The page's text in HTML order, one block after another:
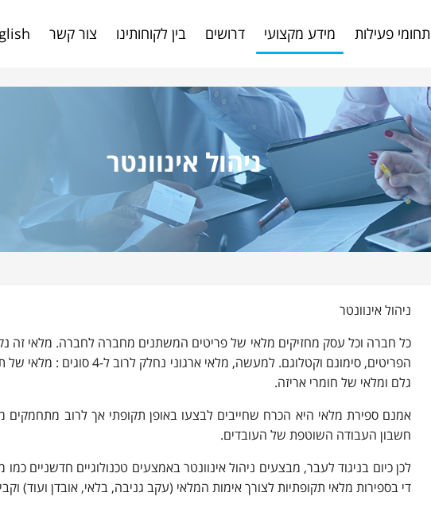
תחומי פעילות מידע מקצועי דרושים בין לקוחותינו צור קשר
ניהול אינוונטר
ניהול אינוונטר
כל חברה וכל עסק מחזיקים מלאי של פריטים המשתנים מחברה לחברה. מלאי זה
הפריטים, סימונם וקטלוגם.
גלם ומלאי של חומרי אריזה.
אמנם ספירת מלאי היא הכרח שחייבים לבצעו באופן תקופתי אך לרוב
חשבון העבודה השוטפת של העובדים.
לכן כיום בניגוד לעבר, מבצעים ניהול אינוונטר באמצעים טכנולוגיים חדשניים
די בספירות מלאי תקופתיות לצורך אימות המלאי (עקב גניבה, בלאי, אובדן ועוד)